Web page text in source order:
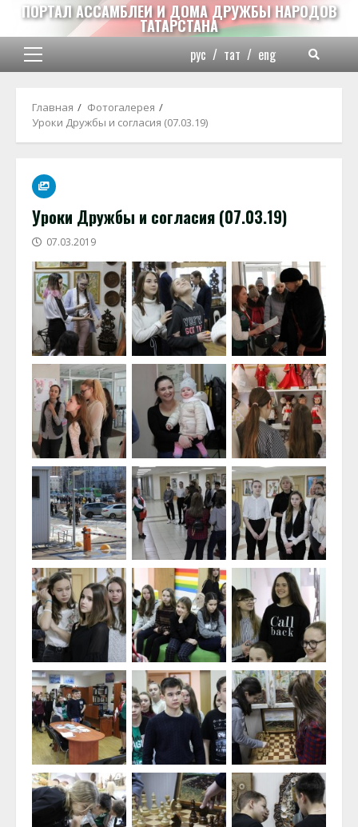
Перейти
содержимому
ПОРТАЛ АССАМБЛЕИ И ДОМА ДРУЖБЫ НАРОДОВ
ТАТАРСТАНА
Основное
рус / тат / eng
Главная
Фотогалерея
Уроки Дружбы и согласия (07.03.19)
Уроки Дружбы и согласия (07.03.19)
07.03.2019